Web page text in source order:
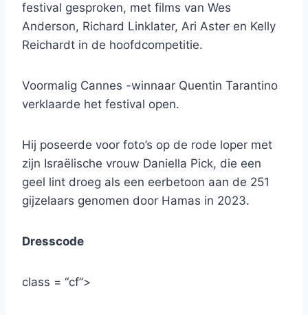
festival gesproken, met films van Wes
Anderson, Richard Linklater, Ari Aster en Kelly
Reichardt in de hoofdcompetitie.
Voormalig Cannes -winnaar Quentin Tarantino
verklaarde het festival open.
Hij poseerde voor foto’s op de rode loper met
zijn Israëlische vrouw Daniella Pick, die een
geel lint droeg als een eerbetoon aan de 251
gijzelaars genomen door Hamas in 2023.
Dresscode
class = “cf”>